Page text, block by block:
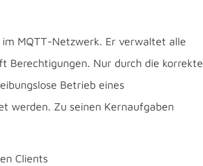
MQTT-Netzwerk. Er verwaltet alle
Berechtigungen. Nur durch die korrekte
Betrieb eines
werden. Zu seinen Kernaufgaben
Clients